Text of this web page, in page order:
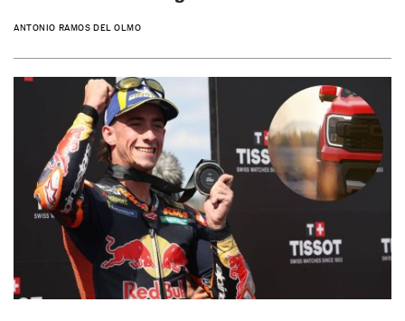
ANTONIO RAMOS DEL OLMO